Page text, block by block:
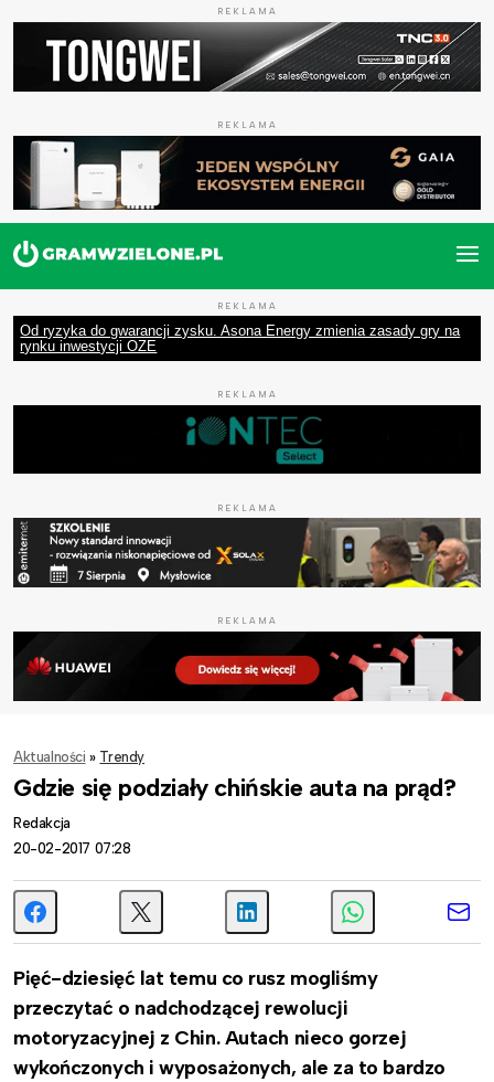
REKLAMA
REKLAMA
REKLAMA
Od ryzyka do gwarancji zysku. Asona Energy zmienia zasady gry na
rynku inwestycji OZE
REKLAMA
REKLAMA
REKLAMA
Aktualności » Trendy
Gdzie się podziały chińskie auta na prąd?
Redakcja
20-02-2017 07:28
Pięć-dziesięć lat temu co rusz mogliśmy
przeczytać o nadchodzącej rewolucji
motoryzacyjnej z Chin. Autach nieco gorzej
wykończonych i wyposażonych, ale za to bardzo